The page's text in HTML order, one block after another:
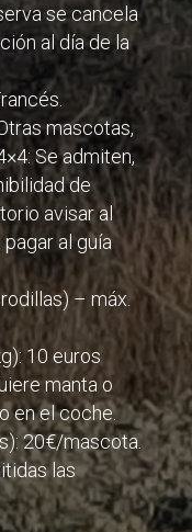
se cancela
al día de la
mascotas,
Se admiten,
de
avisar al
al guía
– máx.
10 euros
manta o
en el coche.
20€/mascota.
las